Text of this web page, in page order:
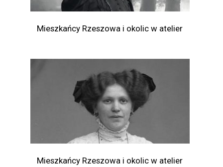
Mieszkańcy Rzeszowa i okolic w atelier
Mieszkańcy Rzeszowa i okolic w atelier